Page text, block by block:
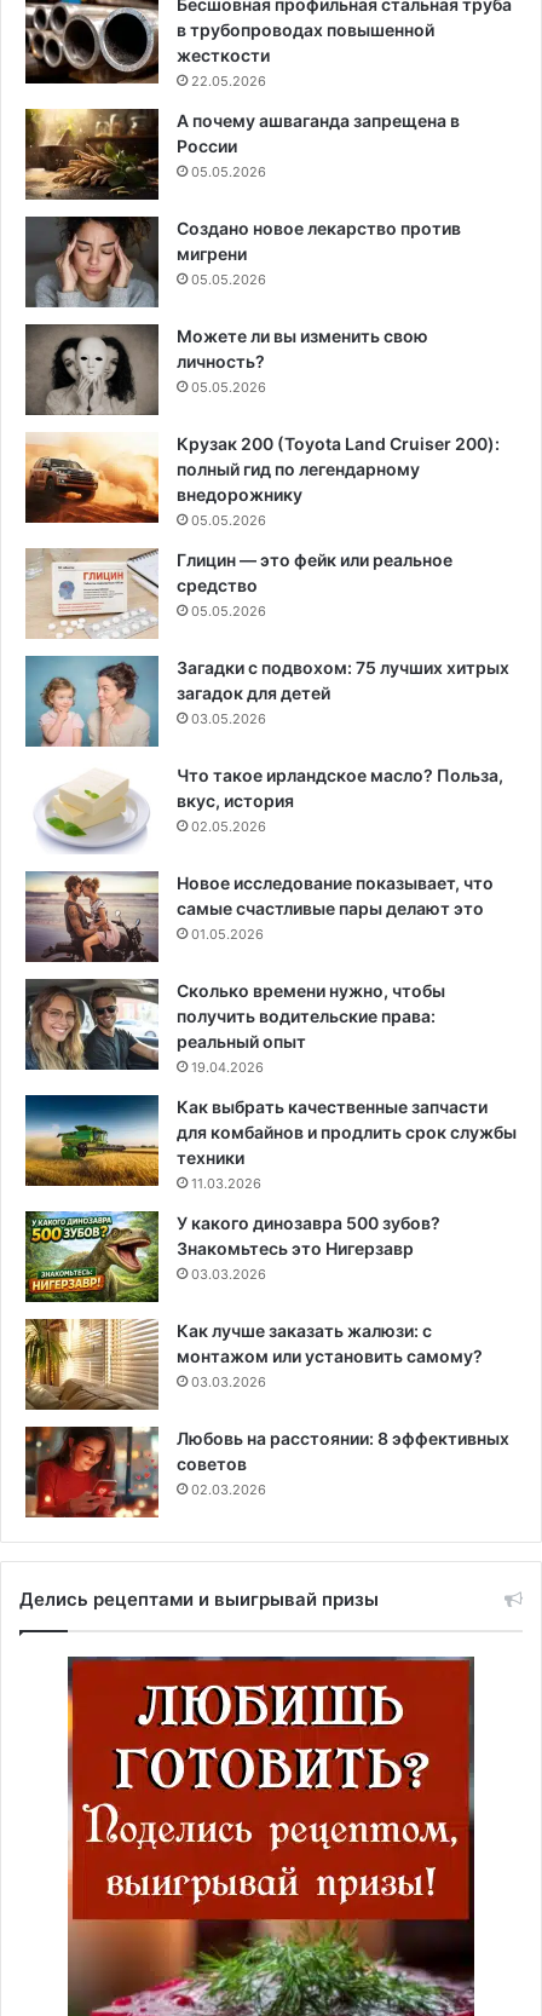
Бесшовная профильная стальная труба
в трубопроводах повышенной
жесткости
22.05.2026
А почему ашваганда запрещена в
России
05.05.2026
Создано новое лекарство против
мигрени
05.05.2026
Можете ли вы изменить свою
личность?
05.05.2026
Крузак 200 (Toyota Land Cruiser 200):
полный гид по легендарному
внедорожнику
05.05.2026
Глицин — это фейк или реальное
средство
05.05.2026
Загадки с подвохом: 75 лучших хитрых
загадок для детей
03.05.2026
Что такое ирландское масло? Польза,
вкус, история
02.05.2026
Новое исследование показывает, что
самые счастливые пары делают это
01.05.2026
Сколько времени нужно, чтобы
получить водительские права:
реальный опыт
19.04.2026
Как выбрать качественные запчасти
для комбайнов и продлить срок службы
техники
11.03.2026
У какого динозавра 500 зубов?
Знакомьтесь это Нигерзавр
03.03.2026
Как лучше заказать жалюзи: с
монтажом или установить самому?
03.03.2026
Любовь на расстоянии: 8 эффективных
советов
02.03.2026
Делись рецептами и выигрывай призы